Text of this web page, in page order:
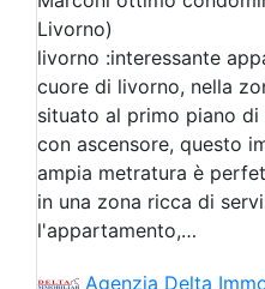
Livorno)
livorno :interessante
cuore di livorno, nella
situato al primo piano
con ascensore, questo
ampia metratura è
in una zona ricca di
l'appartamento,…
Agenzia Delta